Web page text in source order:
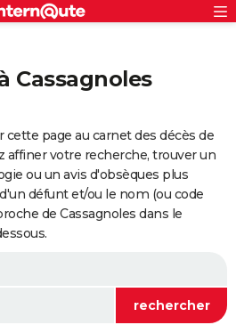
Cassagnoles
page au carnet des décès de
affiner votre recherche, trouver un
ou un avis d'obsèques plus
défunt et/ou le nom (ou code
de Cassagnoles dans le